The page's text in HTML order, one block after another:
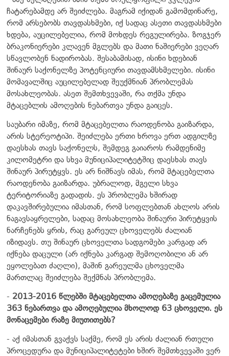
ჩატარებამდე არ შეიძლება. მაგრამ იქიდან გამომდინარე,
რომ არსებობს თავდასხმები, იქ სადაც ასეთი თავდასხმები
ხდება, აუცილებელია, რომ მოხდეს რეგულირება. ზოგჯერ
ბრაკონიერები კლავენ მგლებს და მათი ნაშიერები ვეღარ
სწავლობენ ნადირობას. შესაბამისად, ისინი ხდებიან
შინაურ საქონელზე პოტენციური თავდამსხმელები. ისინი
მომავალშიც აუცილებელად შეუქმნიან პრობლემას
მოსახლეობას. ასეთ შემთხვევაში, რა თქმა უნდა
მტაცებლის ამოღების ნებართვა უნდა გაიცეს.
საუბარი იმაზე, რომ მტაცებელთა რაოდენობა გაიზარდა,
არის სტერეოტიპი. შეიძლება ერთი ხროვა ერთ ადგილზე
დაესხას თავს საქონელს, შემდეგ გაიაროს რამდენიმე
კილომეტრი და სხვა მუნიციპალიტეტშიც დაესხას თავს
შინაურ პირუტყვს. ეს არ ნიშნავს იმას, რომ მტაცებელთა
რაოდენობა გაიზარდა. უბრალოდ, მგელი სხვა
ტერიტორიაზე გადადის. ეს პრობლემა ხშირად
დაკავშირებულია იმასთან, რომ სოფლებთან ახლოს არის
ნაგავსაყრელები, სადაც მოსახლეობა შინაური პირუტყვის
ნარჩენებს ყრის, რაც გარეულ ცხოველებს ძალიან
იზიდავს. თუ შინაურ ცხოველთა სადგომები კარგად არ
იქნება დაცული (არ იქნება კარგად შემოღობილი ან არ
ეყოლებათ ძაღლი), მაშინ გარეულმა ცხოველმა
მართლაც შეიძლება შექმნას პრობლემა.
- 2013-2016 წლებში მტაცებელთა ამოღებაზე გაცემულია
363 ნებართვა და ამოღებულია მხოლოდ 63 ცხოველი. ეს
მონაცემები რაზე მიუთითებს?
- აქ იმასთან გვაქვს საქმე, რომ ეს არის ძალიან რთული
პროცედურა და მუნიციპალიტეტები ხშირ შემთხვევაში ვერ